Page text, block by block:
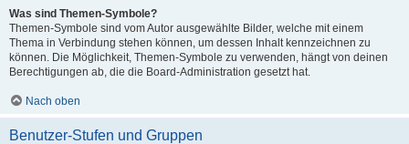
Was sind Themen-Symbole?
Themen-Symbole sind vom Autor ausgewählte Bilder, welche mit einem
Thema in Verbindung stehen können, um dessen Inhalt kennzeichnen zu
können. Die Möglichkeit, Themen-Symbole zu verwenden, hängt von deinen
Berechtigungen ab, die die Board-Administration gesetzt hat.
Nach oben
Benutzer-Stufen und Gruppen